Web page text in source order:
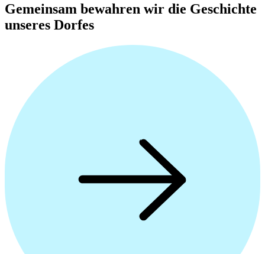
Gemeinsam bewahren wir die Geschichte
unseres Dorfes